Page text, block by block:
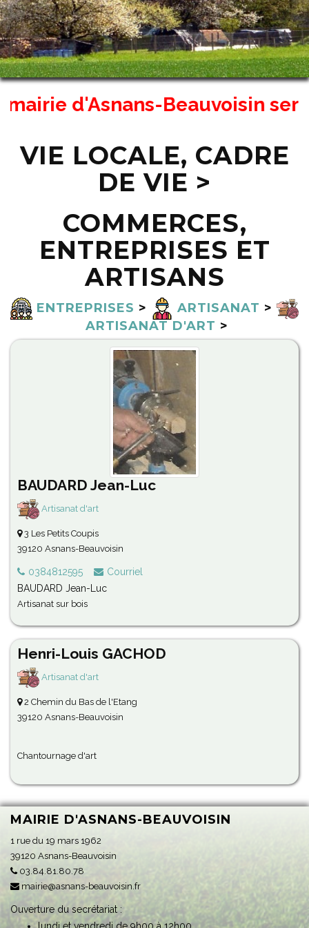
d'Asnans-Beauvoisin sera
VIE LOCALE, CADRE
DE VIE >
COMMERCES,
ENTREPRISES ET
ARTISANS
ENTREPRISES > ARTISANAT >
ARTISANAT D'ART >
BAUDARD Jean-Luc
Artisanat d'art
3 Les Petits Coupis
39120 Asnans-Beauvoisin
0384812595
Courriel
BAUDARD Jean-Luc
Artisanat sur bois
Henri-Louis GACHOD
Artisanat d'art
2 Chemin du Bas de l'Etang
39120 Asnans-Beauvoisin
Chantournage d'art
MAIRIE D'ASNANS-BEAUVOISIN
1 rue du 19 mars 1962
39120 Asnans-Beauvoisin
03.84.81.80.78
mairie@asnans-beauvoisin.fr
Ouverture du secrétariat :